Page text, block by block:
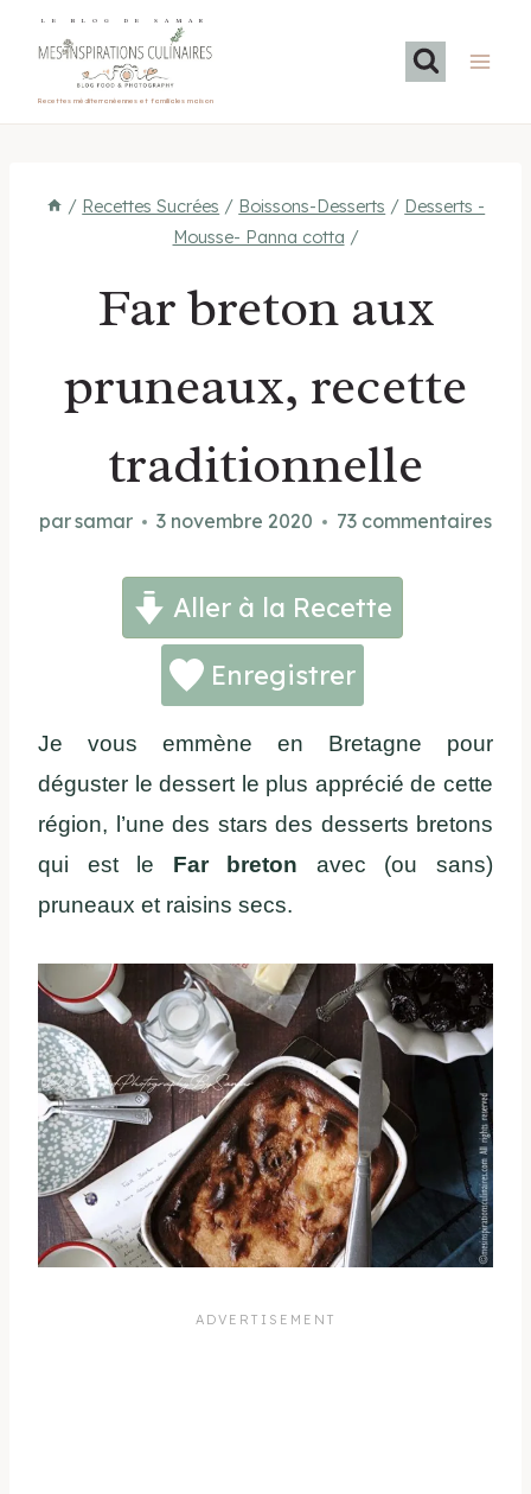
LE BLOG DE SAMAR
Recettes méditerranéennes et familiales maison
/ Recettes Sucrées / Boissons-Desserts / Desserts -
Mousse- Panna cotta /
Far breton aux
pruneaux, recette
traditionnelle
parsamar 3 novembre 2020 73 commentaires
Aller à la Recette
Enregistrer
Je vous emmène en Bretagne pour
déguster le dessert le plus apprécié de cette
région, l’une des stars des desserts bretons
qui est le Far breton avec (ou sans)
pruneaux et raisins secs.